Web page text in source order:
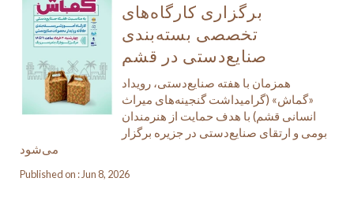
برگزاری کارگاه‌های
تخصصی بسته‌بندی
صنایع‌دستی در قشم
همزمان با هفته صنایع‌دستی، رویداد
«گماش» (گرامیداشت گنجینه‌های میراث
انسانی قشم) با هدف حمایت از هنرمندان
بومی و ارتقای صنایع‌دستی در جزیره برگزار
می‌شود
Published on : Jun 8, 2026